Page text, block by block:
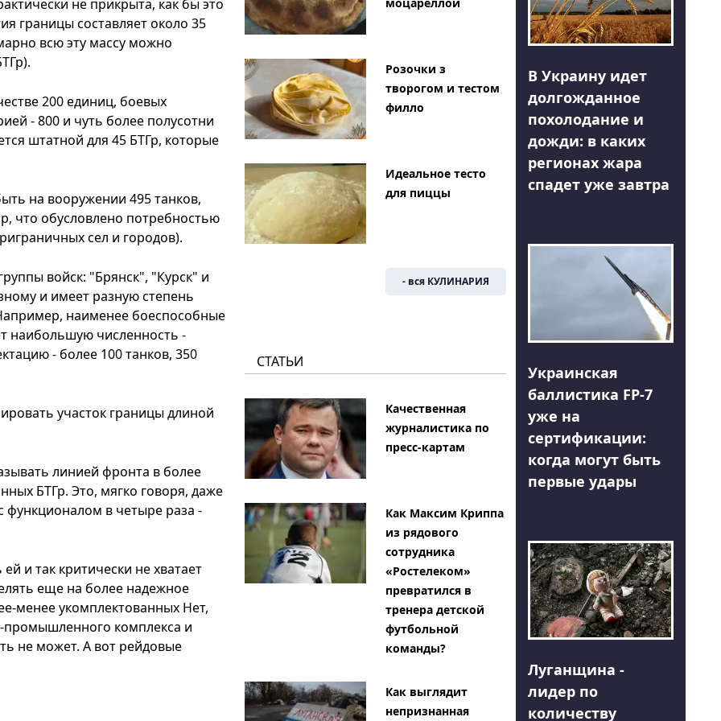
не прикрыта, как бы это
границы составляет около 35
всю эту массу можно
200 единиц, боевых
- 800 и чуть более полусотни
штатной для 45 БТГр, которые
на вооружении 495 танков,
что обусловлено потребностью
сел и городов).
войск: "Брянск", "Курск" и
и имеет разную степень
наименее боеспособные
наибольшую численность -
- более 100 танков, 350
участок границы длиной
линией фронта в более
БТГр. Это, мягко говоря, даже
функционалом в четыре раза -
и так критически не хватает
еще на более надежное
менее укомплектованных Нет,
комплекса и
не может. А вот рейдовые
Розочки з
творогом и тестом
филло
Идеальное тесто
для пиццы
- вся КУЛИНАРИЯ
СТАТЬИ
Качественная
журналистика по
пресс-картам
Как Максим Криппа
из рядового
сотрудника
«Ростелеком»
превратился в
тренера детской
футбольной
команды?
Как выглядит
непризнанная
В Украину идет
долгожданное
похолодание и
дожди: в каких
регионах жара
спадет уже завтра
Украинская
баллистика FP-7
уже на
сертификации:
когда могут быть
первые удары
Луганщина -
лидер по
количеству